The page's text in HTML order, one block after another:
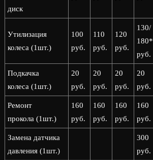
диск
Утилизация
колеса (1шт.)
100
руб.
110
руб.
120
руб.
130/
180*
руб.
Подкачка
колеса (1шт.)
20
руб.
20
руб.
20
руб.
20
руб.
Ремонт
прокола (1шт.)
160
руб.
160
руб.
160
руб.
160
руб.
Замена датчика
давления (1шт.)
300
руб.